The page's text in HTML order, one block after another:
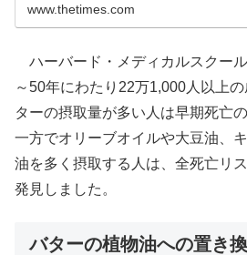
www.thetimes.com
ハーバード・メディカルスクー
～50年にわたり22万1,000人以上
ターの摂取量が多い人は早期死亡
一方でオリーブオイルや大豆油、
油を多く摂取する人は、全死亡リ
発見しました。
バターの植物油への置き